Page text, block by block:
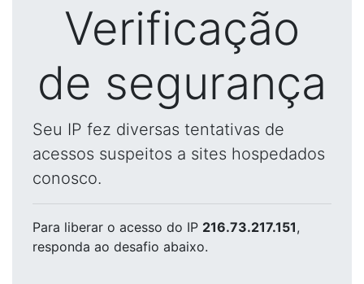
Verificação
de segurança
Seu IP fez diversas tentativas de
acessos suspeitos a sites hospedados
conosco.
Para liberar o acesso do IP 216.73.217.151,
responda ao desafio abaixo.